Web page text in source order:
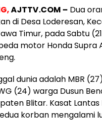
AJTTV.COM – Dua
di Desa Loderesan,
Timur, pada Sabtu
motor Honda Supra
dunia adalah MBR
(24) warga Dusun
Blitar. Kasat
korban mengalami